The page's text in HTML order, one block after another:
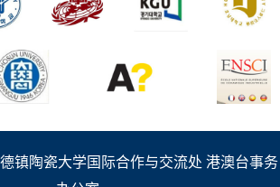
镇陶瓷大学国际合作与交流处 港澳台事务